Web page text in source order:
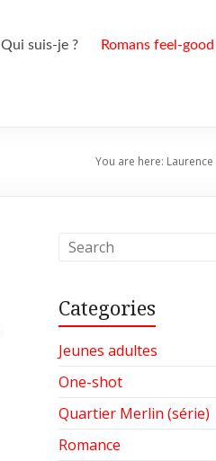
Qui suis-je ? Romans feel-good
You are here: Laurence
Categories
Jeunes adultes
One-shot
Quartier Merlin (série)
Romance